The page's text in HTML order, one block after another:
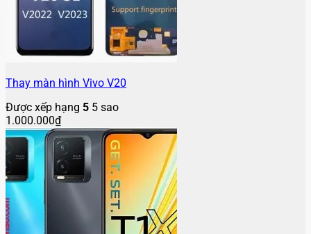
Thay màn hình Vivo V20
Được xếp hạng 5 5 sao
1.000.000₫